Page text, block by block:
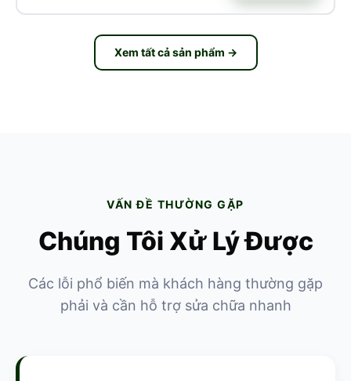
Xem tất cả sản phẩm →
VẤN ĐỀ THƯỜNG GẶP
Chúng Tôi Xử Lý Được
Các lỗi phổ biến mà khách hàng thường gặp
phải và cần hỗ trợ sửa chữa nhanh